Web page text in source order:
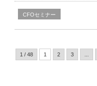
CFOセミナー
1 / 48 1 2 3